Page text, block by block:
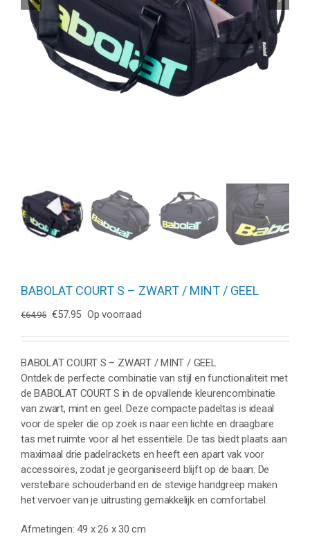
BABOLAT COURT S – ZWART / MINT / GEEL
€64.95 Oorspronkelijke
was:
€64.95.
€57.95Huidige
is:
€57.95.
Op voorraad
BABOLAT COURT S – ZWART / MINT / GEEL
Ontdek de perfecte combinatie van stijl en functionaliteit met
de BABOLAT COURT S in de opvallende kleurencombinatie
van zwart, mint en geel. Deze compacte padeltas is ideaal
voor de speler die op zoek is naar een lichte en draagbare
tas met ruimte voor al het essentiële. De tas biedt plaats aan
maximaal drie padelrackets en heeft een apart vak voor
accessoires, zodat je georganiseerd blijft op de baan. De
verstelbare schouderband en de stevige handgreep maken
het vervoer van je uitrusting gemakkelijk en comfortabel.
Afmetingen: 49 x 26 x 30 cm